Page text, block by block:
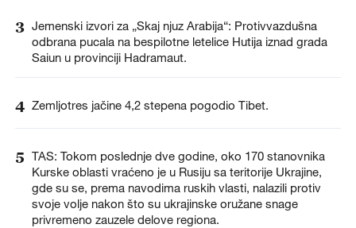
3 Jemenski izvori za „Skaj njuz Arabija“: Protivvazdušna
odbrana pucala na bespilotne letelice Hutija iznad grada
Saiun u provinciji Hadramaut.
4 Zemljotres jačine 4,2 stepena pogodio Tibet.
5 TAS: Tokom poslednje dve godine, oko 170 stanovnika
Kurske oblasti vraćeno je u Rusiju sa teritorije Ukrajine,
gde su se, prema navodima ruskih vlasti, nalazili protiv
svoje volje nakon što su ukrajinske oružane snage
privremeno zauzele delove regiona.